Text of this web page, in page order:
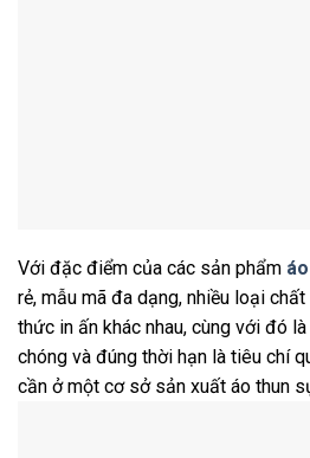
Với đặc điểm của các sản phẩm
rẻ, mẫu mã đa dạng, nhiều loại
thức in ấn khác nhau, cùng với đó
chóng và đúng thời hạn là tiêu chí
cần ở một cơ sở sản xuất áo thun